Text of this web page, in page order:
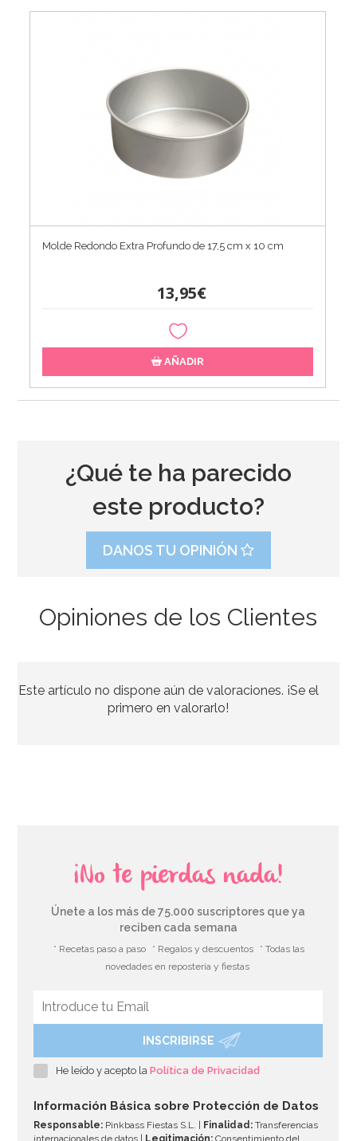
Molde Redondo Extra Profundo de 17,5 cm x 10 cm
13,95€
AÑADIR
3,20€
Set de 5 moldes para layers cakes de 15cm
¿Qué te ha parecido
este producto?
DANOS TU OPINIÓN
Opiniones de los Clientes
Este artículo no dispone aún de valoraciones. ¡Se el
primero en valorarlo!
¡No te pierdas nada!
Únete a los más de 75.000 suscriptores que ya
reciben cada semana
* Recetas paso a paso * Regalos y descuentos
* Todas las
novedades en repostería y fiestas
INSCRIBIRSE
He leído y acepto laPolítica de Privacidad
Información Básica sobre Protección de Datos
Responsable: Pinkbass Fiestas S.L. | Finalidad: Transferencias
internacionales de datos |
Legitimación: Consentimiento del